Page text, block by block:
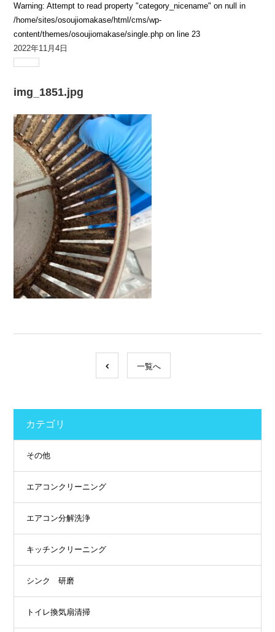
Warning: Attempt to read property "category_nicename" on null in
/home/sites/osoujiomakase/html/cms/wp-
content/themes/osoujiomakase/single.php on line 23
2022年11月4日
img_1851.jpg
一覧へ
カテゴリ
その他
エアコンクリーニング
エアコン分解洗浄
キッチンクリーニング
シンク 研磨
トイレ換気扇清掃